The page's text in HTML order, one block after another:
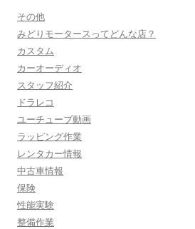
その他
みどりモータースってどんな店？
カスタム
カーオーディオ
スタッフ紹介
ドラレコ
ユーチューブ動画
ラッピング作業
レンタカー情報
中古車情報
保険
性能実験
整備作業